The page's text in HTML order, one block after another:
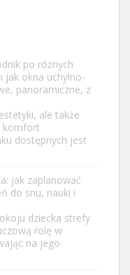
po różnych
jak okna uchylno-
panoramiczne, z
ale także
komfort
dostępnych jest
jak zaplanować
do snu, nauki i
dziecka strefy
rolę w
na jego